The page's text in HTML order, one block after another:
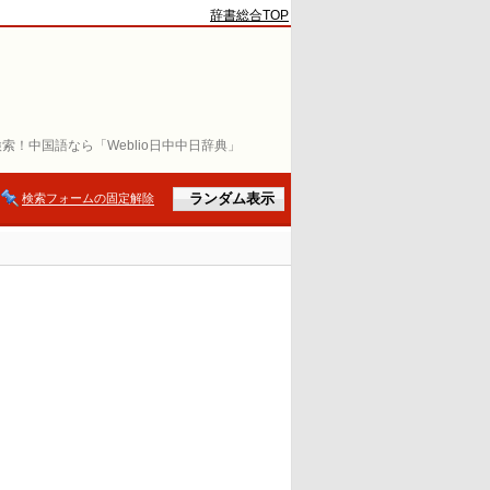
！中国語なら「Weblio日中中日辞典」
辞書総合TOP
検索フォームの固定解除